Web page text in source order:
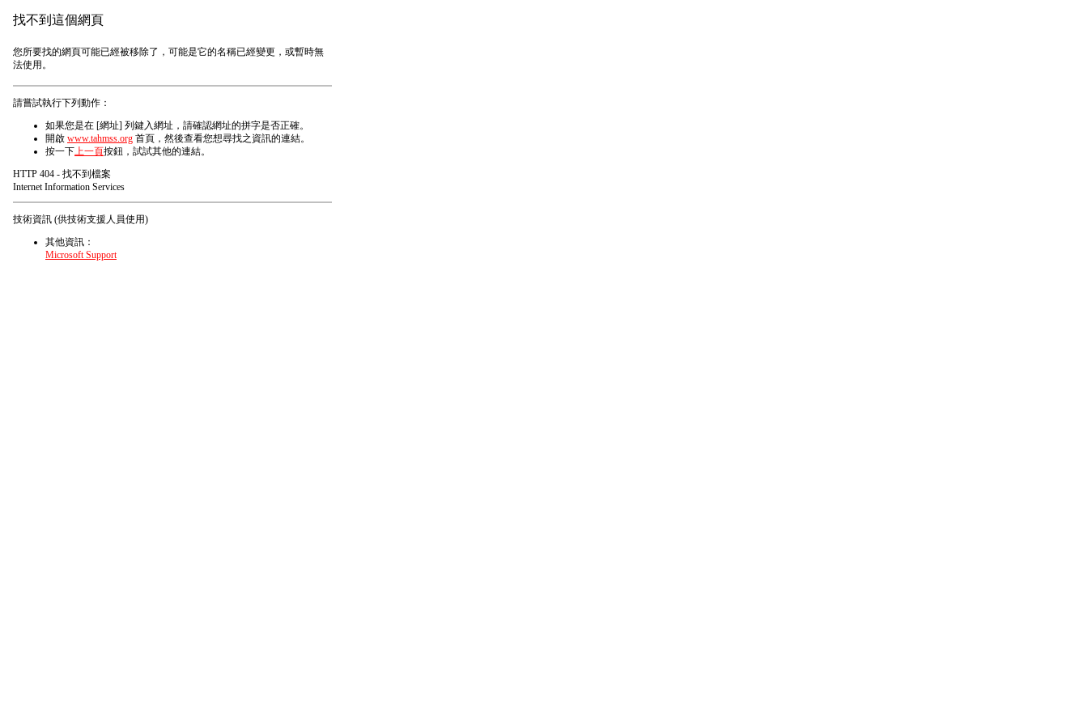
找不到這個網頁
您所要找的網頁可能已經被移除了，可能是它的名稱已經變更，或暫時無
法使用。
請嘗試執行下列動作：
如果您是在 [網址] 列鍵入網址，請確認網址的拼字是否正確。
開啟 www.tahmss.org 首頁，然後查看您想尋找之資訊的連結。
按一下上一頁按鈕，試試其他的連結。
HTTP 404 - 找不到檔案
Internet Information Services
技術資訊 (供技術支援人員使用)
其他資訊：
Microsoft Support